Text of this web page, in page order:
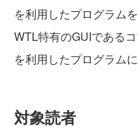
を利用したプログラム
WTL特有のGUIである
を利用したプログラム
対象読者